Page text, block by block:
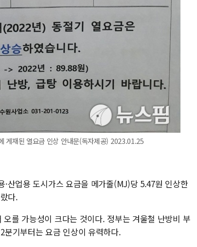
게재된 열요금 인상 안내문(독자제공) 2023.01.25
산업용 도시가스 요금을 메가줄(MJ)당 5.47원 인상한
다.
를 가능성이 크다는 것이다. 정부는 겨울철 난방비 부
분기부터는 요금 인상이 유력하다.